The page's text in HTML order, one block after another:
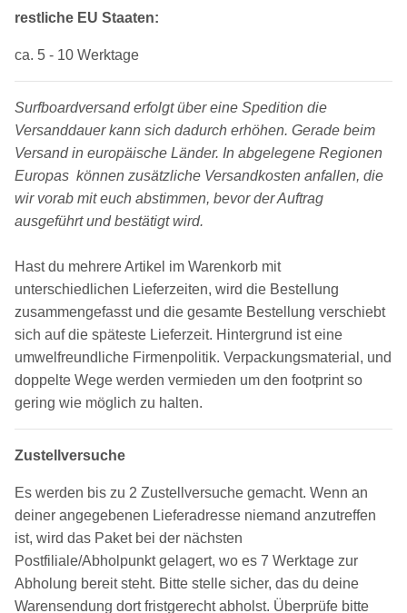
restliche EU Staaten:
ca. 5 - 10 Werktage
Surfboardversand erfolgt über eine Spedition die
Versanddauer kann sich dadurch erhöhen. Gerade beim
Versand in europäische Länder. In abgelegene Regionen
Europas können zusätzliche Versandkosten anfallen, die
wir vorab mit euch abstimmen, bevor der Auftrag
ausgeführt und bestätigt wird.
Hast du mehrere Artikel im Warenkorb mit
unterschiedlichen Lieferzeiten, wird die Bestellung
zusammengefasst und die gesamte Bestellung verschiebt
sich auf die späteste Lieferzeit. Hintergrund ist eine
umwelfreundliche Firmenpolitik. Verpackungsmaterial, und
doppelte Wege werden vermieden um den footprint so
gering wie möglich zu halten.
Zustellversuche
Es werden bis zu 2 Zustellversuche gemacht. Wenn an
deiner angegebenen Lieferadresse niemand anzutreffen
ist, wird das Paket bei der nächsten
Postfiliale/Abholpunkt gelagert, wo es 7 Werktage zur
Abholung bereit steht. Bitte stelle sicher, das du deine
Warensendung dort fristgerecht abholst. Überprüfe bitte